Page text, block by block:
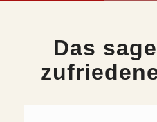
Das